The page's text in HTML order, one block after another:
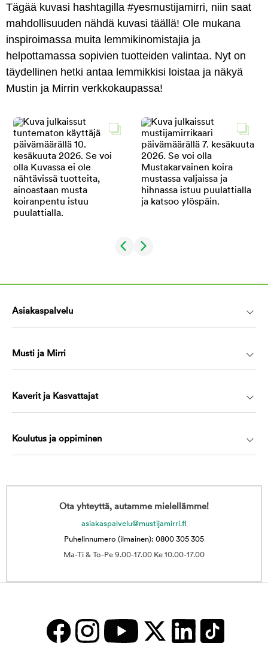
Tägää kuvasi hashtagilla #yesmustijamirri, niin saat
mahdollisuuden nähdä kuvasi täällä! Ole mukana
inspiroimassa muita lemmikinomistajia ja
helpottamassa sopivien tuotteiden valintaa. Nyt on
täydellinen hetki antaa lemmikkisi loistaa ja näkyä
Mustin ja Mirrin verkkokaupassa!
Asiakaspalvelu
Musti ja Mirri
Kaverit ja Kasvattajat
Koulutus ja oppiminen
Ota yhteyttä, autamme mielellämme!
asiakaspalvelu@mustijamirri.fi
Puhelinnumero (ilmainen): 0800 305 305
Ma-Ti & To-Pe 9.00-17.00 Ke 10.00-17.00